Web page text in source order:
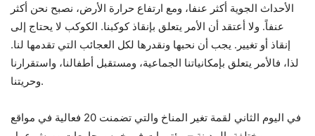
الأحداث الجوية أكثر عنفا، ومع ارتفاع حرارة الأرض، نصبح نحن أكثر
عنفاً. ولا أعتقد أن الأمر يتعلق بإنقاذ كوكبنا. الكوكب لا يحتاج إلى
إنقاذ أو تغيير. يجب أن نحبها ونقدرها لكل العجائب التي تقدمها لنا.
لذا، فالأمر يتعلق بإمكانياتنا الجماعية، ومستقبل أطفالنا، واستقرارنا
وحريتنا.
في اليوم الثاني لقمة تغير المناخ والتي تضمنت 20 فعالية في مواقع